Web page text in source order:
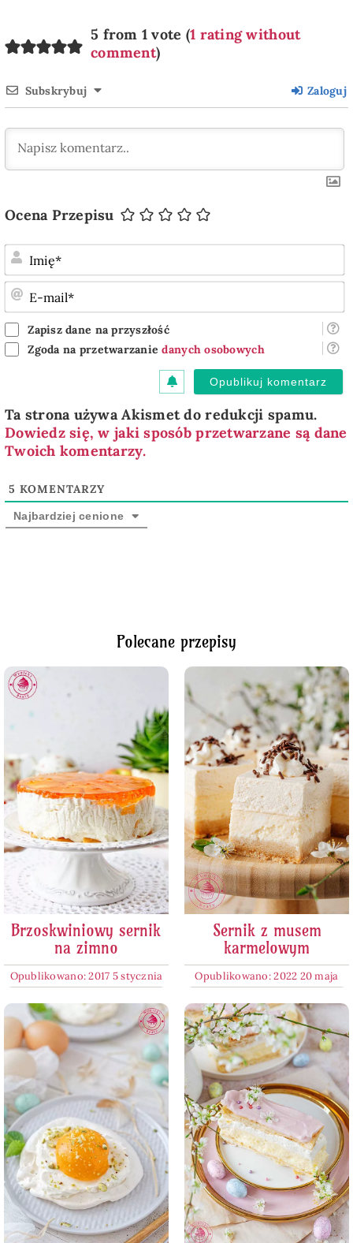
5 from 1 vote (1 rating without
comment)
Subskrybuj Zaloguj
Ocena Przepisu
Zapisz dane na przyszłość
Zgoda na przetwarzaniedanych osobowych
Ta strona używa Akismet do redukcji spamu.
Dowiedz się, w jaki sposób przetwarzane są dane
Twoich komentarzy.
5 KOMENTARZY
Najbardziej cenione
Polecane przepisy
Brzoskwiniowy sernik
na zimno
Opublikowano: 2017 5 stycznia
Sernik z musem
karmelowym
Opublikowano: 2022 20 maja